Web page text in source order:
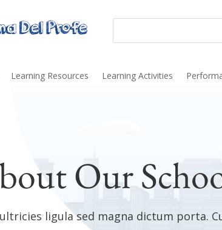
Learning Resources Learning Activities
Our
ligula sed magna dictum porta.